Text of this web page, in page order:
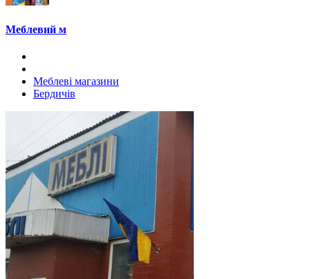
Меблевий м
Меблеві магазини
Бердичів